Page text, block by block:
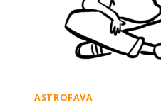
ASTROFAVA